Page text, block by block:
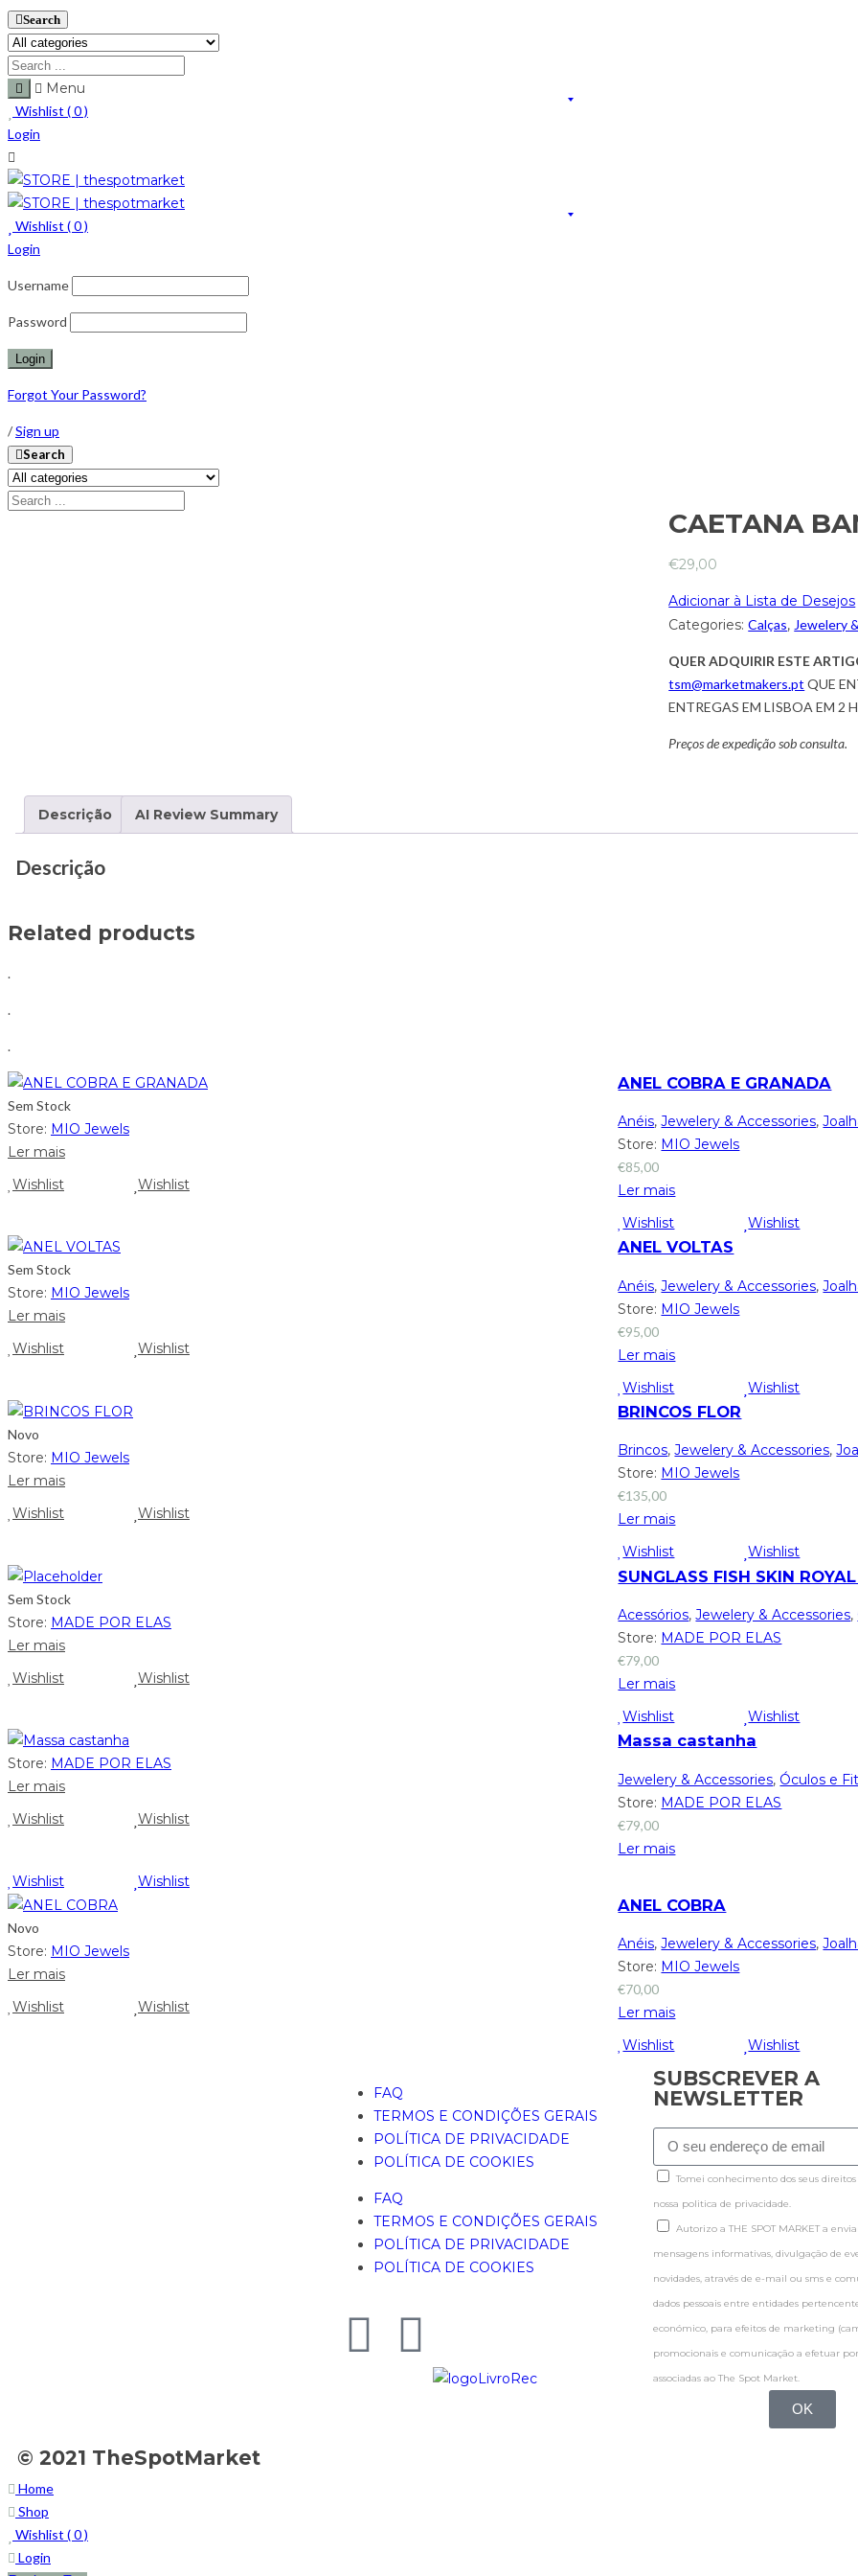
Search
Menu
Wishlist (0)
Login
Wishlist (0)
Login
Username
Password
Forgot Your Password?
/Sign up
Search
CAETANA
€29,00
Adicionar à Lista de Desejos
Categories:Calças,Jewelery
QUER ADQUIRIR ESTE
tsm@marketmakers.pt QUE
ENTREGAS EM LISBOA EM 2
Preços de expedição sob consulta.
Descrição AI Review Summary
Descrição
Related products
.
.
.
Sem Stock
Store: MIO Jewels
Ler mais
Wishlist
Wishlist
ANEL COBRA E GRANADA
Anéis,Jewelery & Accessories,
Store: MIO Jewels
€85,00
Ler mais
Wishlist
Wishlist
Sem Stock
Store: MIO Jewels
Ler mais
Wishlist
Wishlist
ANEL VOLTAS
Anéis,Jewelery & Accessories,
Store: MIO Jewels
€95,00
Ler mais
Wishlist
Wishlist
Novo
Store: MIO Jewels
Ler mais
Wishlist
Wishlist
BRINCOS FLOR
Brincos,Jewelery & Accessories,
Store: MIO Jewels
€135,00
Ler mais
Wishlist
Wishlist
Sem Stock
Store: MADE POR ELAS
Ler mais
Wishlist
Wishlist
SUNGLASS FISH SKIN
Acessórios,Jewelery & Accessories,
Store: MADE POR ELAS
€79,00
Ler mais
Wishlist
Wishlist
Store: MADE POR ELAS
Ler mais
Wishlist
Wishlist
Massa castanha
Jewelery & Accessories, Óculos e
Store: MADE POR ELAS
€79,00
Ler mais
Wishlist
Wishlist
Novo
Store: MIO Jewels
Ler mais
Wishlist
Wishlist
ANEL COBRA
Anéis,Jewelery & Accessories,
Store: MIO Jewels
€70,00
Ler mais
Wishlist
Wishlist
FAQ
TERMOS E CONDIÇÕES GERAIS
POLÍTICA DE PRIVACIDADE
POLÍTICA DE COOKIES
FAQ
TERMOS E CONDIÇÕES GERAIS
POLÍTICA DE PRIVACIDADE
POLÍTICA DE COOKIES
SUBSCREVER A
NEWSLETTER
Tomei conhecimento dos seus
nossa politica de privacidade.
Autorizo a THE SPOT MARKET a
mensagens informativas, divulgação de
novidades, através de e-mail ou sms e
dados pessoais entre entidades
económico, para efeitos de marketing
promocionais e comunicação a efetuar
associadas ao The Spot Market.
OK
© 2021 TheSpotMarket
Home
Shop
Wishlist (0)
Login